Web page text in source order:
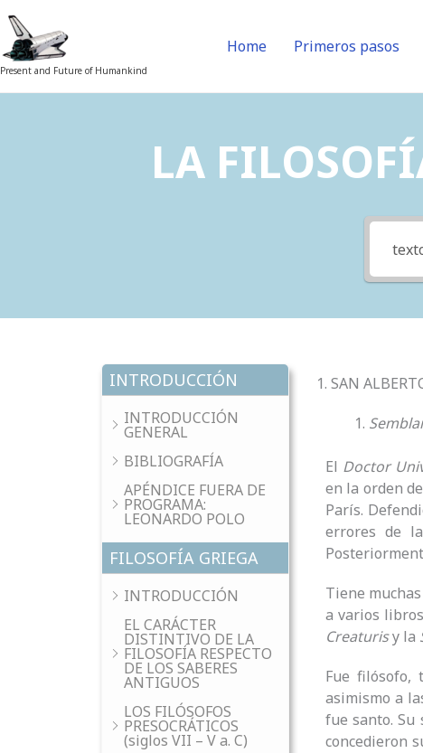
Skip
to
content
Present and Future of Humankind
Home Primeros pasos
LA
INTRODUCCIÓN
INTRODUCCIÓN
GENERAL
BIBLIOGRAFÍA
APÉNDICE FUERA DE
PROGRAMA:
LEONARDO POLO
FILOSOFÍA GRIEGA
INTRODUCCIÓN
EL CARÁCTER
DISTINTIVO DE LA
FILOSOFÍA RESPECTO
DE LOS SABERES
ANTIGUOS
LOS FILÓSOFOS
PRESOCRÁTICOS
(siglos VII – V a. C)
1. SAN
El Doctor
en la orden
París.
errores de
Tiene
a varios
Creaturisy la
Fue filósofo,
asimismo a
fue santo. Su
concedieron